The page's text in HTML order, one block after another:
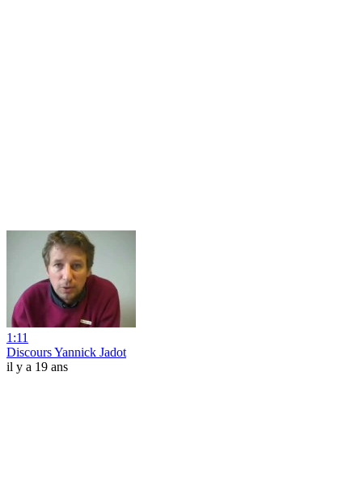
1:11
Discours Yannick Jadot
il y a 19 ans